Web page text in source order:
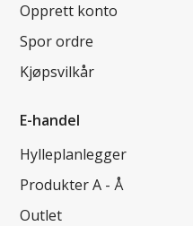
Opprett konto
Spor ordre
Kjøpsvilkår
E-handel
Hylleplanlegger
Produkter A - Å
Outlet